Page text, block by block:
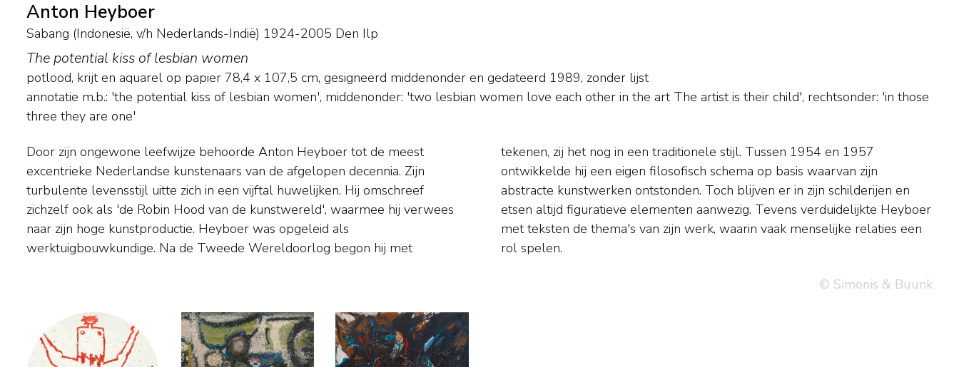
Anton Heyboer
Sabang (Indonesië, v/h Nederlands-Indië) 1924-2005 Den Ilp
The potential kiss of lesbian women
potlood, krijt en aquarel op papier 78,4 x 107,5 cm, gesigneerd middenonder en gedateerd 1989, zonder lijst
annotatie m.b.: 'the potential kiss of lesbian women', middenonder: 'two lesbian women love each other in the art The artist is their child', rechtsonder: 'in those
three they are one'
Door zijn ongewone leefwijze behoorde Anton Heyboer tot de meest
excentrieke Nederlandse kunstenaars van de afgelopen decennia. Zijn
turbulente levensstijl uitte zich in een vijftal huwelijken. Hij omschreef
zichzelf ook als 'de Robin Hood van de kunstwereld', waarmee hij verwees
naar zijn hoge kunstproductie. Heyboer was opgeleid als
werktuigbouwkundige. Na de Tweede Wereldoorlog begon hij met
tekenen, zij het nog in een traditionele stijl. Tussen 1954 en 1957
ontwikkelde hij een eigen filosofisch schema op basis waarvan zijn
abstracte kunstwerken ontstonden. Toch blijven er in zijn schilderijen en
etsen altijd figuratieve elementen aanwezig. Tevens verduidelijkte Heyboer
met teksten de thema's van zijn werk, waarin vaak menselijke relaties een
rol spelen.
© Simonis & Buunk